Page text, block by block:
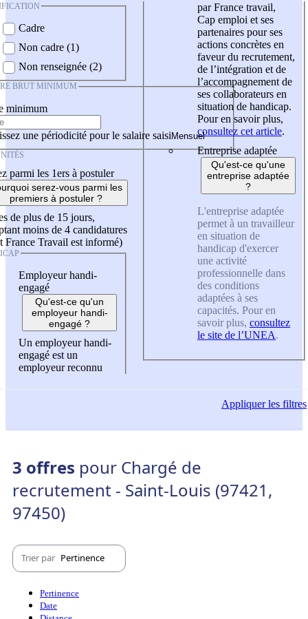
Cadre
Non cadre (1)
Non renseignée (2)
BRUT MINIMUM
minimum
une périodicité pour le salaire saisi
parmi les 1ers à postuler
serez-vous parmi les
premiers à postuler ?
de plus de 15 jours,
moins de 4 candidatures
France Travail est informé)
Employeur handi-
engagé
Qu'est-ce qu'un
employeur handi-
engagé ?
Un employeur handi-
engagé est un
employeur reconnu
par France travail,
Cap emploi et ses
partenaires pour ses
actions concrètes en
faveur du recrutement,
de l’intégration et de
l’accompagnement de
ses collaborateurs en
situation de handicap.
Pour en savoir plus,
consultez cet article.
Entreprise adaptée
Qu'est-ce qu'une
entreprise adaptée
?
L'entreprise adaptée
permet à un travailleur
en situation de
handicap d'exercer
une activité
professionnelle dans
des conditions
adaptées à ses
capacités. Pour en
savoir plus, consultez
le site de l’UNEA.
Appliquerles filtres
3 offres pour Chargé de
recrutement - Saint-Louis (97421,
97450)
Trier par Pertinence
Pertinence
Date